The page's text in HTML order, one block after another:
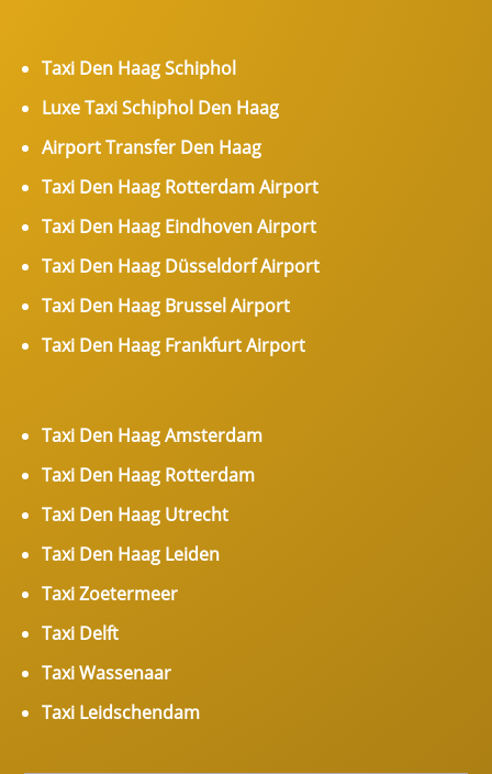
Taxi Den Haag Schiphol
Luxe Taxi Schiphol Den Haag
Airport Transfer Den Haag
Taxi Den Haag Rotterdam Airport
Taxi Den Haag Eindhoven Airport
Taxi Den Haag Düsseldorf Airport
Taxi Den Haag Brussel Airport
Taxi Den Haag Frankfurt Airport
Taxi Den Haag Amsterdam
Taxi Den Haag Rotterdam
Taxi Den Haag Utrecht
Taxi Den Haag Leiden
Taxi Zoetermeer
Taxi Delft
Taxi Wassenaar
Taxi Leidschendam